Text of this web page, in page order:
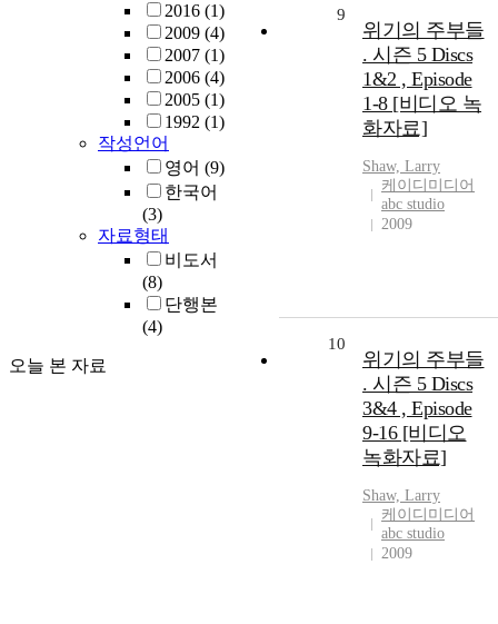
2016 (1)
2009 (4)
2007 (1)
2006 (4)
2005 (1)
1992 (1)
작성언어
영어 (9)
한국어
(3)
자료형태
비도서
(8)
단행본
(4)
오늘 본 자료
9
위기의 주부들
. 시즌 5 Discs
1&2 , Episode
1-8 [비디오 녹
화자료]
Shaw, Larry
케이디미디어
abc studio
2009
10
위기의 주부들
. 시즌 5 Discs
3&4 , Episode
9-16 [비디오
녹화자료]
Shaw, Larry
케이디미디어
abc studio
2009